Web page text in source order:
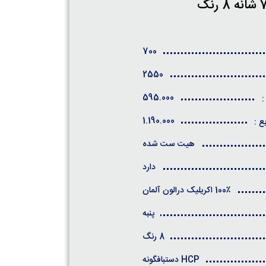
700
2550
:
595.000
:
1.190.000
هیت ست شده
دارد
100٪ اکریلیک درالون آلمان
پنبه
8 رنگ
HCP دستبافگونه